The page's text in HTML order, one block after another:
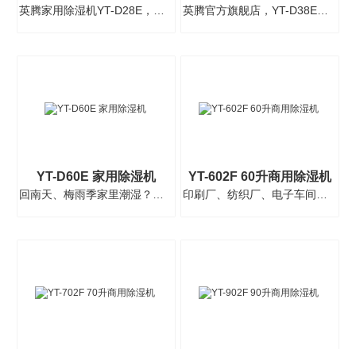
英腾官方旗舰店，YT-D38E家用除湿机，日除湿38L，高效除湿防霉。智能APP远程操控，万向···
YT-D60E 家用除湿机 YT-602F 60升商用除湿机